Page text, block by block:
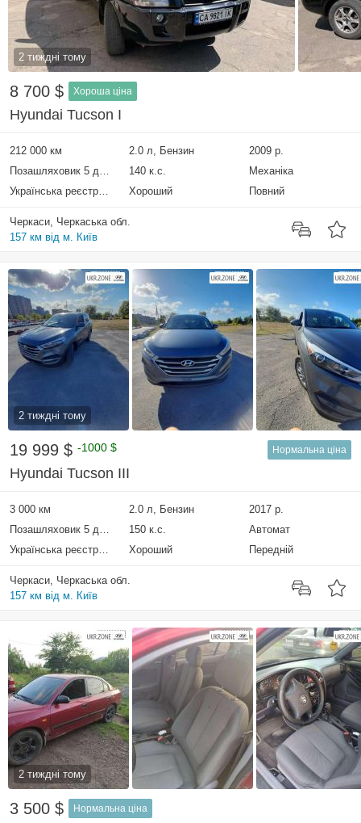
2 тиждні тому
8 700 $ Хороша ціна
Hyundai Tucson I
212 000 км 2.0 л, Бензин
2009 р.
Позашляховик 5 дверей
140 к.с.
Механіка
Українська реєстрація
Хороший Повний
Черкаси, Черкаська обл.
157 км від м. Київ
2 тиждні тому
19 999 $ -1000 $ Нормальна ціна
Hyundai Tucson III
3 000 км 2.0 л, Бензин
2017 р.
Позашляховик 5 дверей
150 к.с.
Автомат
Українська реєстрація
Хороший Передній
Черкаси, Черкаська обл.
157 км від м. Київ
2 тиждні тому
3 500 $ Нормальна ціна